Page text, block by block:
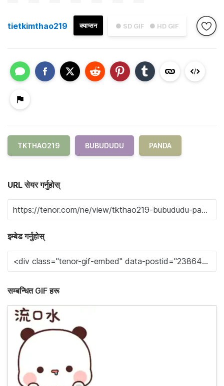
● SD GIF ● HD GIF
क्याप्सन
tietkimthao219
TKTHAO219 BUBUDUDU PANDA
URL सेयर गर्नुहोस्
इम्बेड गर्नुहोस्
सम्बन्धित GIF हरू